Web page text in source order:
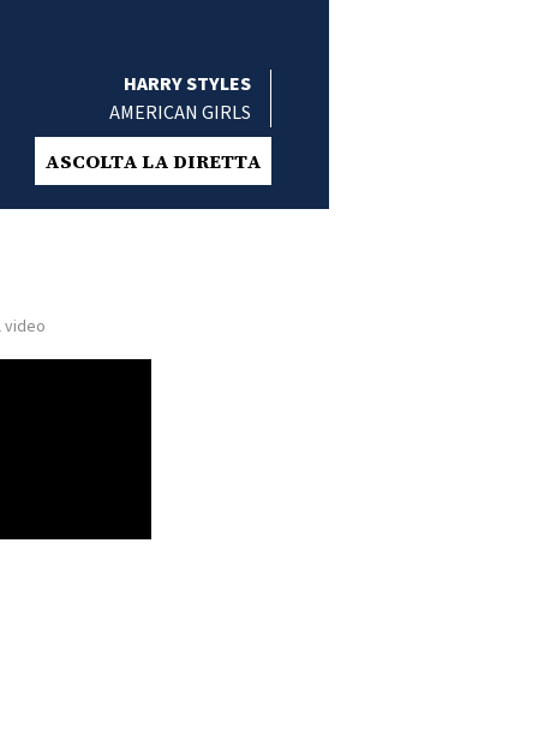
HARRY STYLES
AMERICAN GIRLS
ASCOLTA LA DIRETTA
video